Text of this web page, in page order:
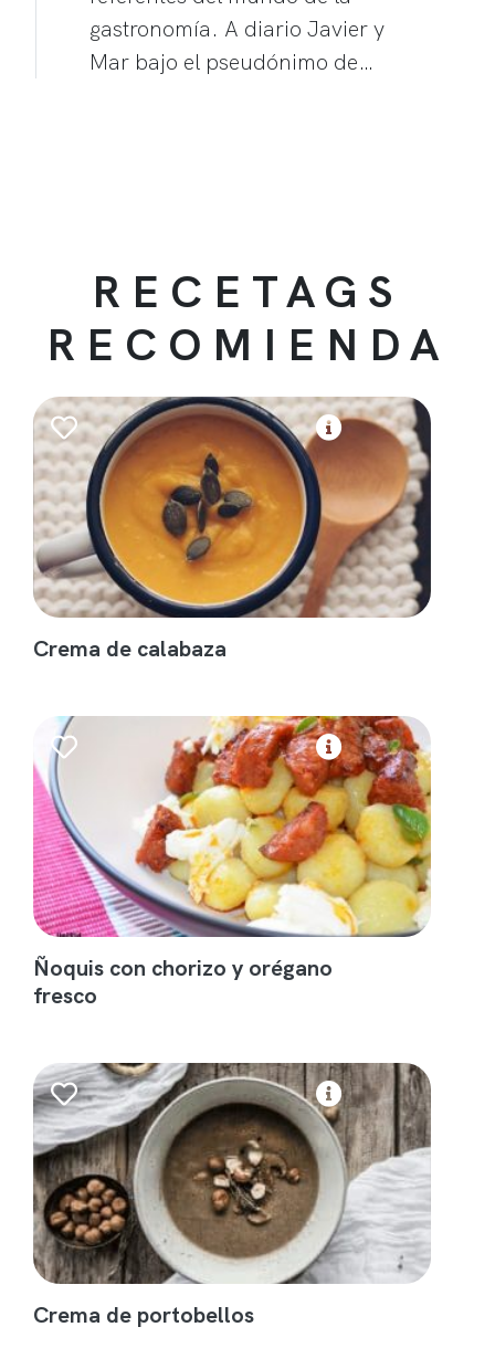
gastronomía. A diario Javier y
Mar bajo el pseudónimo de…
RECETAGS
RECOMIENDA
Crema de calabaza
Ñoquis con chorizo y orégano
fresco
Crema de portobellos